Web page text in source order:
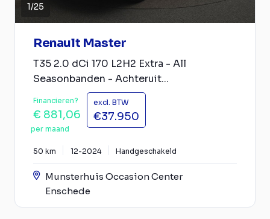
1/25
Renault Master
T35 2.0 dCi 170 L2H2 Extra - All
Seasonbanden - Achteruit...
Financieren?
€ 881,06
per maand
excl. BTW
€37.950
50 km 12-2024 Handgeschakeld
Munsterhuis Occasion Center
Enschede